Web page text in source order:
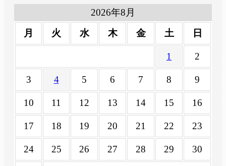
2026年8月
月
火 水 木 金 土 日
1 2
3 4 5 6 7 8 9
10 11 12 13 14 15 16
17 18 19 20 21 22 23
24 25 26 27 28 29 30